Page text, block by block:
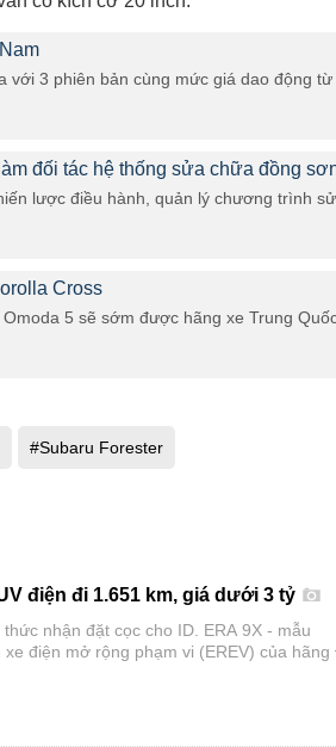
với 3 phiên bản cùng mức giá dao động từ
đối tác hệ thống sửa chữa đồng
lược điều hành, quản lý chương trình
Cross
5 sẽ sớm được hãng xe Trung
#Subaru Forester
điện đi 1.651 km, giá dưới 3 tỷ
nhận đặt cọc cho ID. ERA 9X - mẫu
điện mở rộng phạm vi (EREV) của hãng